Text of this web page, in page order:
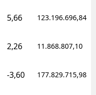
5,66 123.196.696,84
2,26 11.868.807,10
-3,60 177.829.715,98